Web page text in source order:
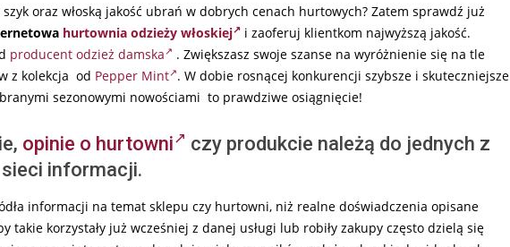
oraz włoską jakość ubrań w dobrych cenach hurtowych? Zatem sprawdź już
hurtownia odzieży włoskiej
i zaoferuj klientkom najwyższą jakość.
producent odzież damska
. Zwiększasz swoje szanse na wyróżnienie się na tle
z kolekcja od Pepper Mint . W dobie rosnącej konkurencji szybsze i skuteczniejsze
sezonowymi nowościami to prawdziwe osiągnięcie!
opinie o hurtowni
czy produkcie należą do jednych z
informacji.
informacji na temat sklepu czy hurtowni, niż realne doświadczenia opisane
takie korzystały już wcześniej z danej usługi lub robiły zakupy często dzielą się